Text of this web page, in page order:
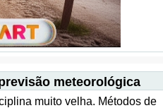
meteorológica
muito velha. Métodos de